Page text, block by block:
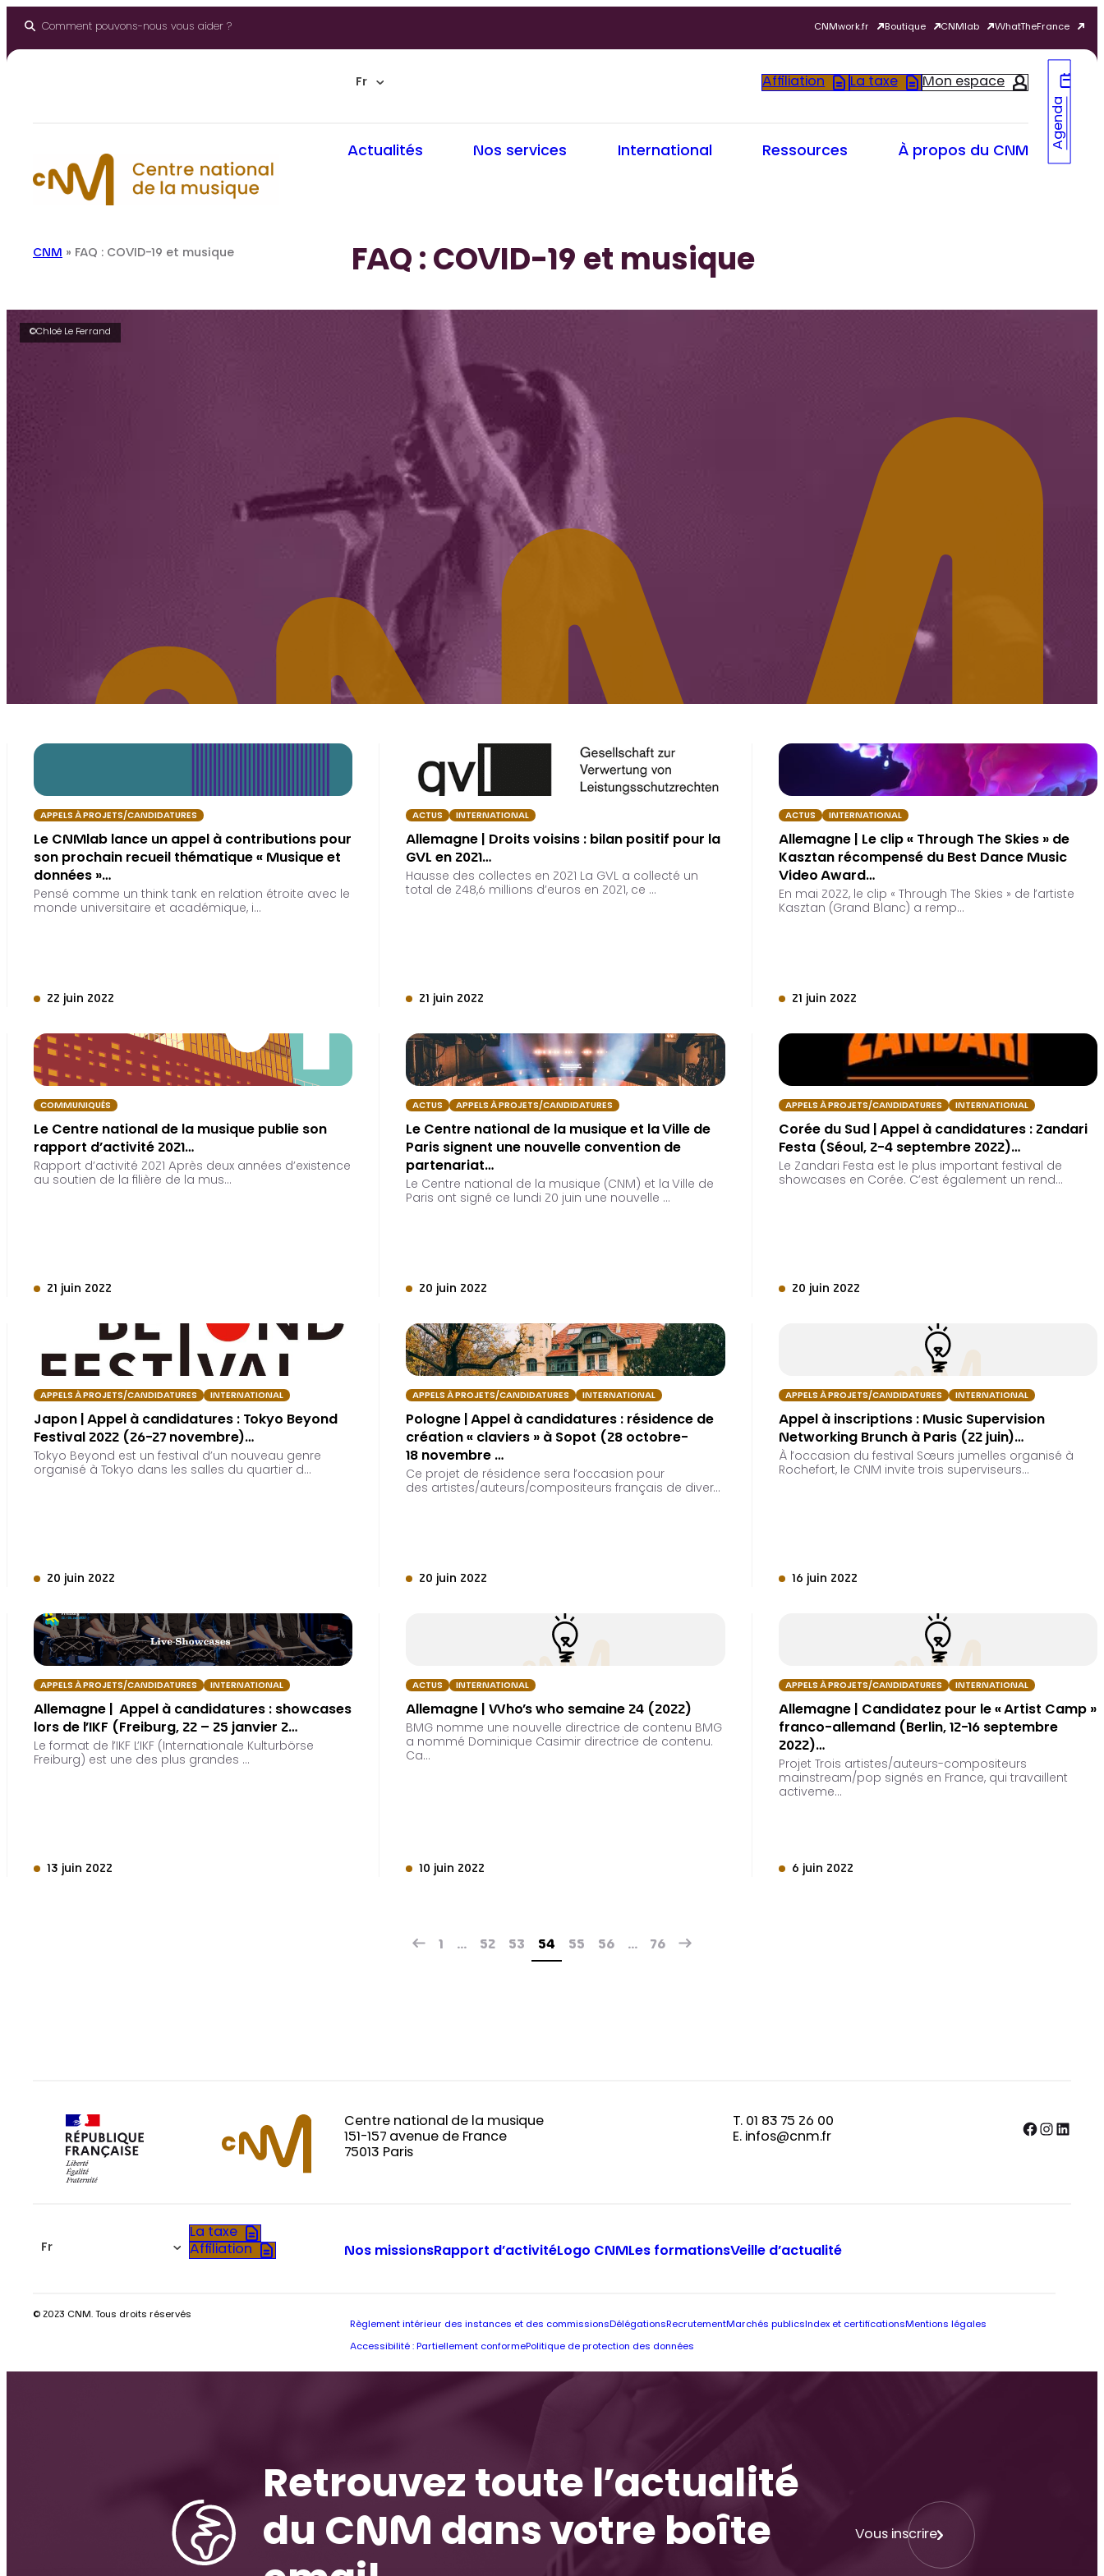
Panneau de gestion des cookies
Comment pouvons-nous vous aider ? CNMwork.fr Boutique CNMlab WhatTheFrance
Fr Affiliation La taxe Mon espace
Actualités Nos services International Ressources À propos du CNM
Agenda
CNM » FAQ : COVID-19 et musique FAQ : COVID-19 et musique
©Chloé Le Ferrand
APPELS À PROJETS/CANDIDATURES
Le CNMlab lance un appel à contributions pour
son prochain recueil thématique « Musique et
données »…
Pensé comme un think tank en relation étroite avec le
monde universitaire et académique, i…
22 juin 2022
ACTUS INTERNATIONAL
Allemagne | Droits voisins : bilan positif pour la
GVL en 2021…
Hausse des collectes en 2021 La GVL a collecté un
total de 248,6 millions d’euros en 2021, ce …
21 juin 2022
ACTUS INTERNATIONAL
Allemagne | Le clip « Through The Skies » de
Kasztan récompensé du Best Dance Music
Video Award…
En mai 2022, le clip « Through The Skies » de l’artiste
Kasztan (Grand Blanc) a remp…
21 juin 2022
COMMUNIQUÉS
Le Centre national de la musique publie son
rapport d’activité 2021…
Rapport d’activité 2021 Après deux années d’existence
au soutien de la filière de la mus…
21 juin 2022
ACTUS APPELS À PROJETS/CANDIDATURES
Le Centre national de la musique et la Ville de
Paris signent une nouvelle convention de
partenariat…
Le Centre national de la musique (CNM) et la Ville de
Paris ont signé ce lundi 20 juin une nouvelle …
20 juin 2022
APPELS À PROJETS/CANDIDATURES INTERNATIONAL
Corée du Sud | Appel à candidatures : Zandari
Festa (Séoul, 2-4 septembre 2022)…
Le Zandari Festa est le plus important festival de
showcases en Corée. C’est également un rend…
20 juin 2022
APPELS À PROJETS/CANDIDATURES INTERNATIONAL
Japon | Appel à candidatures : Tokyo Beyond
Festival 2022 (26-27 novembre)…
Tokyo Beyond est un festival d’un nouveau genre
organisé à Tokyo dans les salles du quartier d…
20 juin 2022
APPELS À PROJETS/CANDIDATURES INTERNATIONAL
Pologne | Appel à candidatures : résidence de
création « claviers » à Sopot (28 octobre-
18 novembre …
Ce projet de résidence sera l’occasion pour
des artistes/auteurs/compositeurs français de diver…
20 juin 2022
APPELS À PROJETS/CANDIDATURES INTERNATIONAL
Appel à inscriptions : Music Supervision
Networking Brunch à Paris (22 juin)…
À l’occasion du festival Sœurs jumelles organisé à
Rochefort, le CNM invite trois superviseurs…
16 juin 2022
APPELS À PROJETS/CANDIDATURES INTERNATIONAL
Allemagne | Appel à candidatures : showcases
lors de l’IKF (Freiburg, 22 – 25 janvier 2…
Le format de l’IKF L’IKF (Internationale Kulturbörse
Freiburg) est une des plus grandes …
13 juin 2022
ACTUS INTERNATIONAL
Allemagne | Who’s who semaine 24 (2022)
BMG nomme une nouvelle directrice de contenu BMG
a nommé Dominique Casimir directrice de contenu.
Ca…
10 juin 2022
APPELS À PROJETS/CANDIDATURES INTERNATIONAL
Allemagne | Candidatez pour le « Artist Camp »
franco-allemand (Berlin, 12-16 septembre
2022)…
Projet Trois artistes/auteurs-compositeurs
mainstream/pop signés en France, qui travaillent
activeme…
6 juin 2022
1 … 52 53 54 55 56 … 76
Centre national de la musique
151-157 avenue de France
75013 Paris
T. 01 83 75 26 00
E. infos@cnm.fr
Facebook InstagramLinkedIn
Fr
La taxe
Affiliation
Nos missionsRapport d’activitéLogo CNMLes formationsVeille d’actualité
© 2023 CNM. Tous droits réservés
Règlement intérieur des instances et des commissions Délégations RecrutementMarchés publics Index et certifications Mentions légales
Accessibilité : Partiellement conformePolitique de protection des données
Retrouvez toute l’actualité
du CNM dans votre boîte
Vous inscrire